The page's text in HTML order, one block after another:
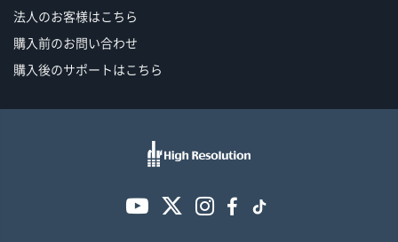
法人のお客様はこちら
購入前のお問い合わせ
購入後のサポートはこちら